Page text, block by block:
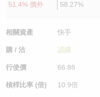
51.4% 價外
58.27%
相關資產 快手
購 / 沽 認購
行使價 66.88
槓桿比率 (倍) 10.9倍